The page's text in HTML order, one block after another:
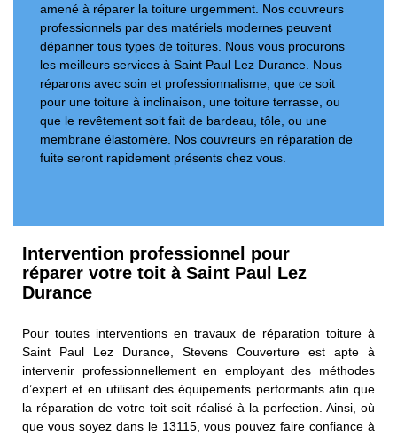
amené à réparer la toiture urgemment. Nos couvreurs
professionnels par des matériels modernes peuvent
dépanner tous types de toitures. Nous vous procurons
les meilleurs services à Saint Paul Lez Durance. Nous
réparons avec soin et professionnalisme, que ce soit
pour une toiture à inclinaison, une toiture terrasse, ou
que le revêtement soit fait de bardeau, tôle, ou une
membrane élastomère. Nos couvreurs en réparation de
fuite seront rapidement présents chez vous.
Intervention professionnel pour
réparer votre toit à Saint Paul Lez
Durance
Pour toutes interventions en travaux de réparation toiture à
Saint Paul Lez Durance, Stevens Couverture est apte à
intervenir professionnellement en employant des méthodes
d’expert et en utilisant des équipements performants afin que
la réparation de votre toit soit réalisé à la perfection. Ainsi, où
que vous soyez dans le 13115, vous pouvez faire confiance à